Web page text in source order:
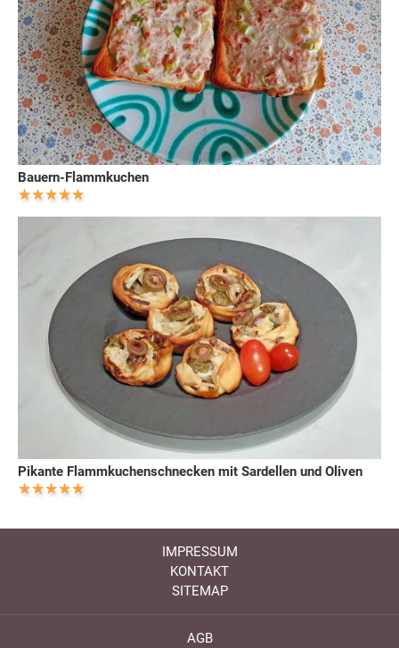
Bauern-Flammkuchen
Pikante Flammkuchenschnecken mit Sardellen und Oliven
IMPRESSUM
KONTAKT
SITEMAP
AGB